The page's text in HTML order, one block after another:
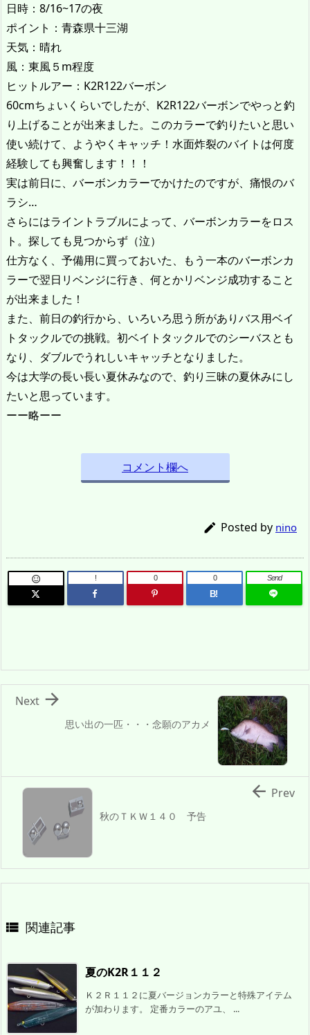
日時：8/16~17の夜
ポイント：青森県十三湖
天気：晴れ
風：東風５m程度
ヒットルアー：K2R122バーボン
60cmちょいくらいでしたが、K2R122バーボンでやっと釣
り上げることが出来ました。このカラーで釣りたいと思い
使い続けて、ようやくキャッチ！水面炸裂のバイトは何度
経験しても興奮します！！！
実は前日に、バーボンカラーでかけたのですが、痛恨のバ
ラシ…
さらにはライントラブルによって、バーボンカラーをロス
ト。探しても見つからず（泣）
仕方なく、予備用に買っておいた、もう一本のバーボンカ
ラーで翌日リベンジに行き、何とかリベンジ成功すること
が出来ました！
また、前日の釣行から、いろいろ思う所がありバス用ベイ
トタックルでの挑戦。初ベイトタックルでのシーバスとも
なり、ダブルでうれしいキャッチとなりました。
今は大学の長い長い夏休みなので、釣り三昧の夏休みにし
たいと思っています。
ーー略ーー
コメント欄へ
 Posted by nino
 ! 0
B!
0 Send
思い出の一匹・・・念願のアカメ

Next
秋のＴＫＷ１４０ 予告
 Prev
 関連記事
夏のK2R１１２
Ｋ２Ｒ１１２に夏バージョンカラーと特殊アイテム
が加わります。 定番カラーのアユ、 ...